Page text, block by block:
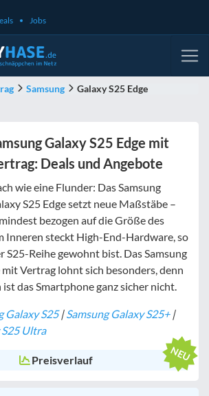
Jobs
Samsung Galaxy S25 Edge
Galaxy S25 Edge mit
Deals und Angebote
wie eine Flunder: Das Samsung
S25 Edge setzt neue Maßstäbe –
bezogen auf die Größe des
Inneren steckt High-End-Hardware, so
S25-Reihe gewohnt bist. Das Samsung
mit Vertrag lohnt sich besonders, denn
ist das Smartphone ganz sicher nicht.
Galaxy S25|Samsung Galaxy S25+|
S25 Ultra
Preisverlauf